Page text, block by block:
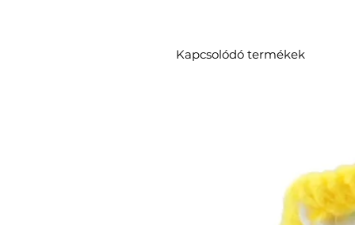
Kapcsolódó termékek